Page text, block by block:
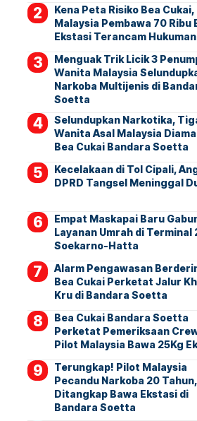
Kena Peta Risiko Bea
Malaysia Pembawa 70 Ribu
Ekstasi Terancam
Menguak Trik Licik 3
Wanita Malaysia
Narkoba Multijenis di
Soetta
Selundupkan Narkotika,
Wanita Asal Malaysia
Bea Cukai Bandara Soetta
Kecelakaan di Tol Cipali,
DPRD Tangsel Meninggal
Empat Maskapai Baru
Layanan Umrah di Terminal
Soekarno-Hatta
Alarm Pengawasan
Bea Cukai Perketat Jalur
Kru di Bandara Soetta
Bea Cukai Bandara Soetta
Perketat Pemeriksaan
Pilot Malaysia Bawa 25Kg
Terungkap! Pilot Malaysia
Pecandu Narkoba 20 Tahun,
Ditangkap Bawa Ekstasi di
Bandara Soetta